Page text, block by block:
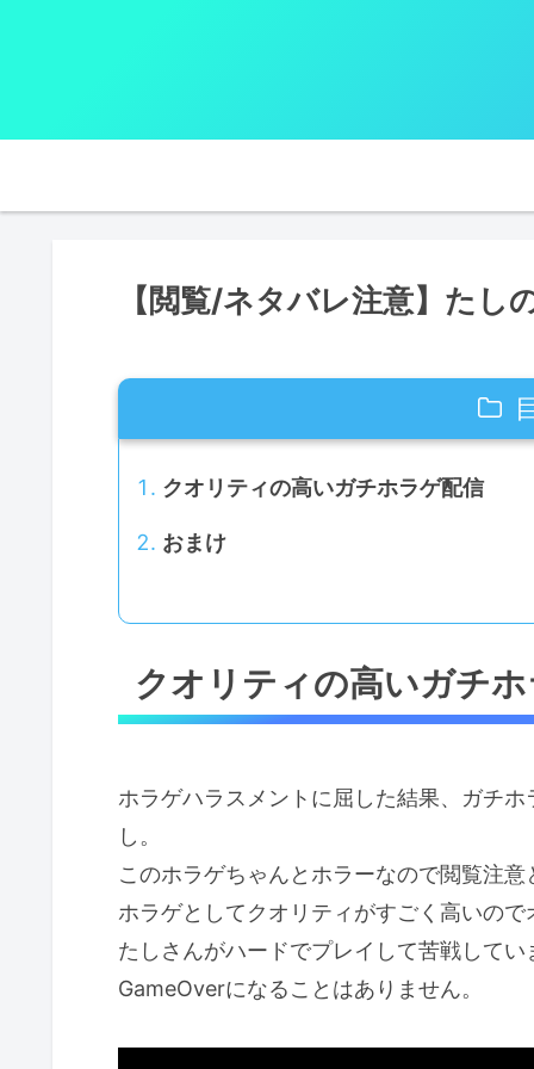
【閲覧/ネタバレ注意】た
クオリティの高いガチホラゲ配信
おまけ
クオリティの高いガチ
ホラゲハラスメントに屈した結果、ガチ
し。
このホラゲちゃんとホラーなので閲覧注意
ホラゲとしてクオリティがすごく高いので
たしさんがハードでプレイして苦戦して
GameOverになることはありません。